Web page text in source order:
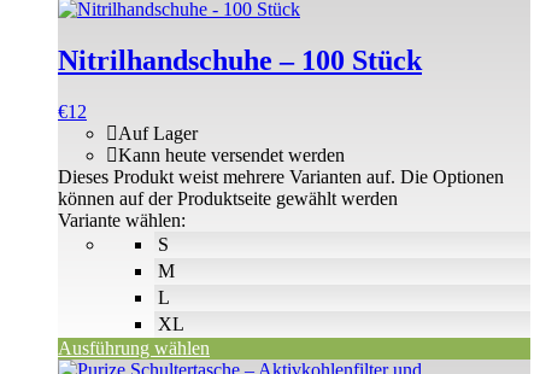
Nitrilhandschuhe – 100 Stück
€12
S
M
L
XL
Auf Lager
Kann heute versendet werden
Variante wählen:
Ausführung wählen
Dieses Produkt weist mehrere Varianten auf. Die Optionen
können auf der Produktseite gewählt werden